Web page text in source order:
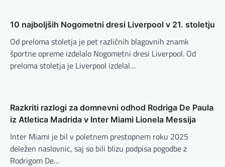
n
a
v
a
t
i
o
10 najboljših Nogometni dresi Liverpool v 21. stoletju
Od preloma stoletja je pet različnih blagovnih znamk
športne opreme izdelalo Nogometni dresi Liverpool. Od
preloma stoletja je Liverpool izdelal…
Razkriti razlogi za domnevni odhod Rodriga De Paula
iz Atletica Madrida v Inter Miami Lionela Messija
Inter Miami je bil v poletnem prestopnem roku 2025
deležen naslovnic, saj so bili blizu podpisa pogodbe z
Rodrigom De…